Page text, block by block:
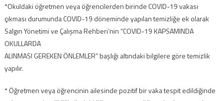
*Okuldaki öğretmen veya öğrencilerden birinde COVID-19 vakası
çıkması durumunda COVID-19 döneminde yapılan temizliğe ek olarak
Salgın Yönetimi ve Çalışma Rehberi’nin “COVID-19 KAPSAMINDA
OKULLARDA
ALINMASI GEREKEN ÖNLEMLER” başlığı altındaki bilgilere göre temizlik
yapılır.
* Öğretmen veya öğrencinin ailesinde pozitif bir vaka tespit edildiğinde